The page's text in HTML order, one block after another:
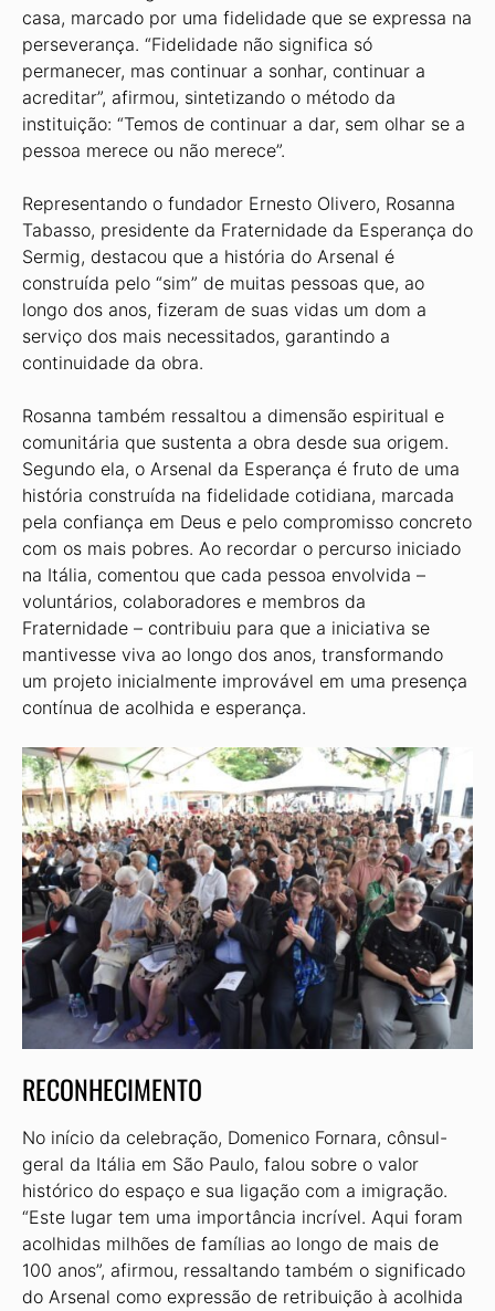
casa, marcado por uma fidelidade que se expressa na
perseverança. “Fidelidade não significa só
permanecer, mas continuar a sonhar, continuar a
acreditar”, afirmou, sintetizando o método da
instituição: “Temos de continuar a dar, sem olhar se a
pessoa merece ou não merece”.
Representando o fundador Ernesto Olivero, Rosanna
Tabasso, presidente da Fraternidade da Esperança do
Sermig, destacou que a história do Arsenal é
construída pelo “sim” de muitas pessoas que, ao
longo dos anos, fizeram de suas vidas um dom a
serviço dos mais necessitados, garantindo a
continuidade da obra.
Rosanna também ressaltou a dimensão espiritual e
comunitária que sustenta a obra desde sua origem.
Segundo ela, o Arsenal da Esperança é fruto de uma
história construída na fidelidade cotidiana, marcada
pela confiança em Deus e pelo compromisso concreto
com os mais pobres. Ao recordar o percurso iniciado
na Itália, comentou que cada pessoa envolvida –
voluntários, colaboradores e membros da
Fraternidade – contribuiu para que a iniciativa se
mantivesse viva ao longo dos anos, transformando
um projeto inicialmente improvável em uma presença
contínua de acolhida e esperança.
RECONHECIMENTO
No início da celebração, Domenico Fornara, cônsul-
geral da Itália em São Paulo, falou sobre o valor
histórico do espaço e sua ligação com a imigração.
“Este lugar tem uma importância incrível. Aqui foram
acolhidas milhões de famílias ao longo de mais de
100 anos”, afirmou, ressaltando também o significado
do Arsenal como expressão de retribuição à acolhida